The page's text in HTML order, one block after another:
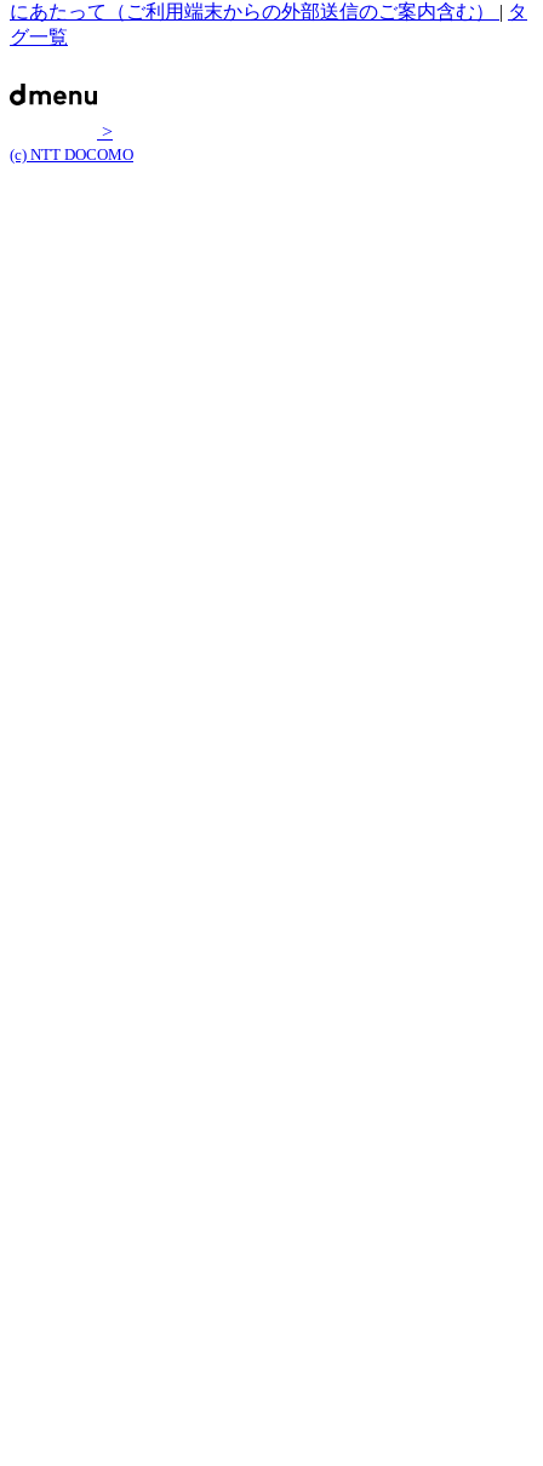
にあたって（ご利用端末からの外部送信のご案内含む） | タ
グ一覧
>
(c) NTT DOCOMO